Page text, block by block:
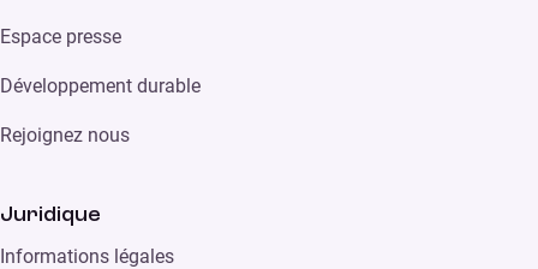
Espace presse
Développement durable
Rejoignez nous
Juridique
Informations légales